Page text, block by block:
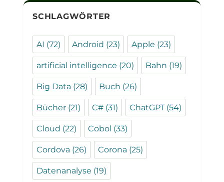
SCHLAGWÖRTER
AI (72) Android (23) Apple (23)
artificial intelligence (20) Bahn (19)
Big Data (28) Buch (26)
Bücher (21) C# (31) ChatGPT(54)
Cloud (22) Cobol (33)
Cordova (26) Corona (25)
Datenanalyse (19)